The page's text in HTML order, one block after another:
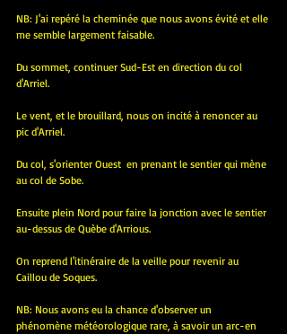
NB: J'ai repéré la cheminée que nous avons évité et elle
me semble largement faisable.
Du sommet, continuer Sud-Est en direction du col
d'Arriel.
Le vent, et le brouillard, nous on incité à renoncer au
pic d'Arriel.
Du col, s'orienter Ouest  en prenant le sentier qui mène
au col de Sobe.
Ensuite plein Nord pour faire la jonction avec le sentier
au-dessus de Quèbe d'Arrious.
On reprend l'itinéraire de la veille pour revenir au
Caillou de Soques.
NB: Nous avons eu la chance d'observer un
phénomène météorologique rare, à savoir un arc-en